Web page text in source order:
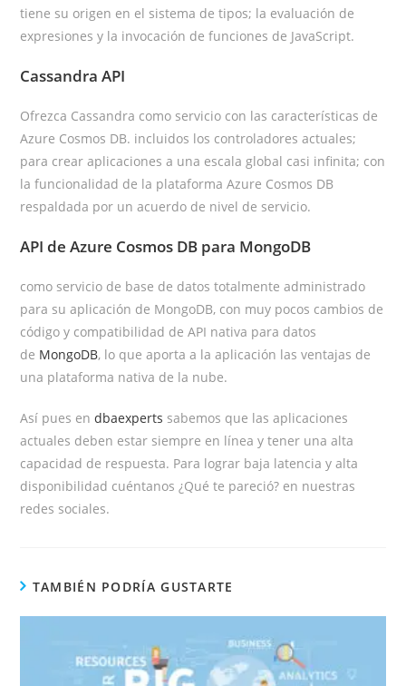
tiene su origen en el sistema de tipos; la evaluación de
expresiones y la invocación de funciones de JavaScript.
Cassandra API
Ofrezca Cassandra como servicio con las características de
Azure Cosmos DB. incluidos los controladores actuales;
para crear aplicaciones a una escala global casi infinita; con
la funcionalidad de la plataforma Azure Cosmos DB
respaldada por un acuerdo de nivel de servicio.
API de Azure Cosmos DB para MongoDB
como servicio de base de datos totalmente administrado
para su aplicación de MongoDB, con muy pocos cambios de
código y compatibilidad de API nativa para datos
de MongoDB, lo que aporta a la aplicación las ventajas de
una plataforma nativa de la nube.
Así pues endbaexperts sabemos que las aplicaciones
actuales deben estar siempre en línea y tener una alta
capacidad de respuesta. Para lograr baja latencia y alta
disponibilidad cuéntanos ¿Qué te pareció? en nuestras
redes sociales.
TAMBIÉN PODRÍA GUSTARTE